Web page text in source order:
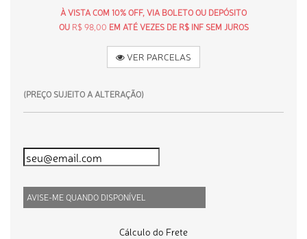
À VISTA COM 10% OFF, VIA BOLETO OU DEPÓSITO
OU R$ 98,00 EM ATÉ VEZES DE R$ INF SEM JUROS
VER PARCELAS
(PREÇO SUJEITO A ALTERAÇÃO)
AVISE-ME QUANDO DISPONÍVEL
Cálculo do Frete